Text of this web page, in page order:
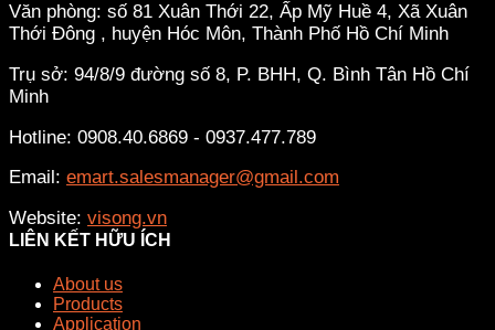
Văn phòng: số 81 Xuân Thới 22, Ấp Mỹ Huề 4, Xã Xuân
Thới Đông , huyện Hóc Môn, Thành Phố Hồ Chí Minh
Trụ sở: 94/8/9 đường số 8, P. BHH, Q. Bình Tân Hồ Chí
Minh
Hotline: 0908.40.6869 - 0937.477.789
Email: emart.salesmanager@gmail.com
Website: visong.vn
LIÊN KẾT HỮU ÍCH
About us
Products
Application